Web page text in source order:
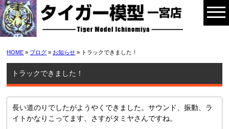
HOME » ブログ » お知らせ » トラックできました！
トラックできました！
長い道のりでしたがようやくできました。サウンド、振動、ラ
イトかなりこってます、さすがタミヤさんですね。